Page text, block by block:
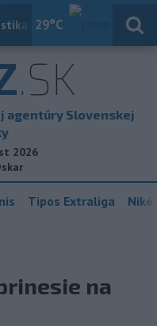
29°C
Slovensko
.SK
agentúry Slovenskej
2026
Tipos Extraliga
na